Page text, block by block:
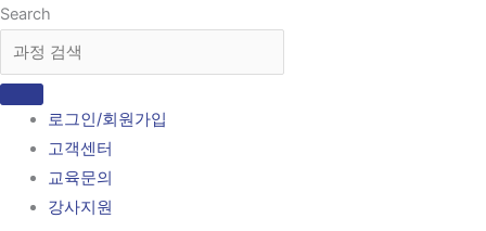
콘
텐
츠
로
Search
로그인/회원가입
고객센터
교육문의
강사지원